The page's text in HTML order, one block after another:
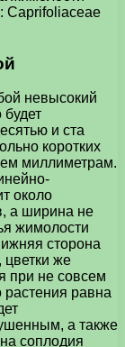
Caprifoliaceae
невысокий
будет
и ста
коротких
миллиметрам.
около
а ширина не
жимолости
сторона
цветки же
при не совсем
растения равна
а также
соплодия